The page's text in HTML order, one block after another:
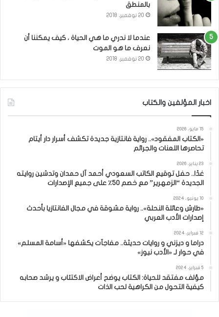
بالمنطق
20 نوفمبر، 2018
عندما لا ندري ما هي الحياة ، كيف يمكننا أن
نعرف ما هو الموت
20 نوفمبر، 2018
اخبار المؤلفين والكتاب
15 مايو، 2026
«الكتاب المفقود».. رواية فانتازية جديدة تكشف أسرار دار أيتام
تحاصرها اللعنات والجرائم
23 يناير، 2026
غدًا.. حفل توقيع الكاتب السعودي أحمد آل حمدان وتدشين روايته
الجديدة “الزمهرير” مع خصم 50٪ على جميع الإصدارات
10 يونيو، 2024
«طارش وعائلة النحلة».. رواية مشوقة في مجال الفانتازيا بأحدث
إصدارات الأدب العربي
12 فبراير، 2024
دراما و ديزني و روايات حديثة.. مفاجآت يكشفها «أسامة المسلم»
في حوار لـ «الأدب نيوز»
5 فبراير، 2024
مؤلف مفتقد للحياة: الكتاب يوضح أعراض الاكتئاب و يرشد صحابه
كيفية التحول من الكراهية لحب الذات